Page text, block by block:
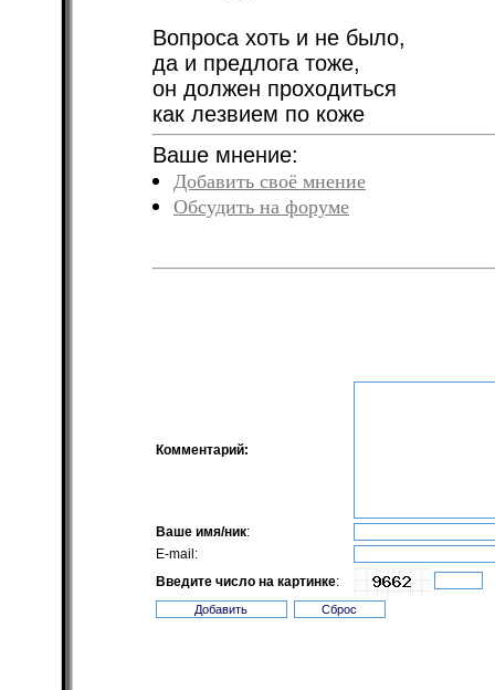
Вопроса хоть и не было,
да и предлога тоже,
он должен проходиться
как лезвием по коже
Ваше мнение:
Добавить своё мнение
Обсудить на форуме
Комментарий:
Ваше имя/ник:
E-mail:
Введите число на картинке: